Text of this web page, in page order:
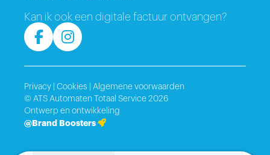
Kan ik ook een digitale factuur ontvangen?
Ontwerp en ontwikkeling
@Brand Boosters
© ATS Automaten Totaal Service 2026
Privacy Cookies Algemene voorwaarden